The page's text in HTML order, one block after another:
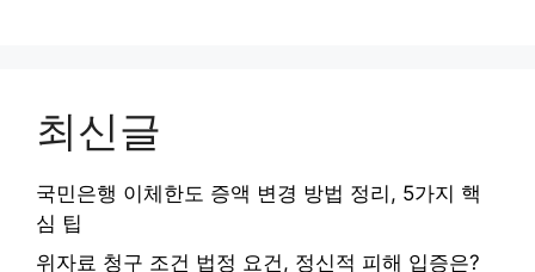
최신글
국민은행 이체한도 증액 변경 방법 정리, 5가지 핵
심 팁
위자료 청구 조건 법정 요건, 정신적 피해 입증은?